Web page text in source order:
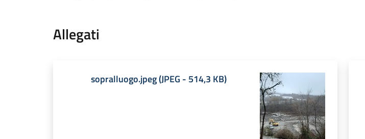
Allegati
sopralluogo.jpeg(JPEG - 514,3 KB)